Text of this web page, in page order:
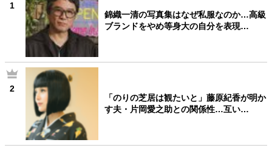
1
錦織一清の写真集はなぜ私服なのか…高級
ブランドをやめ等身大の自分を表現…
2
「のりの芝居は観たいと」藤原紀香が明か
す夫・片岡愛之助との関係性…互い…